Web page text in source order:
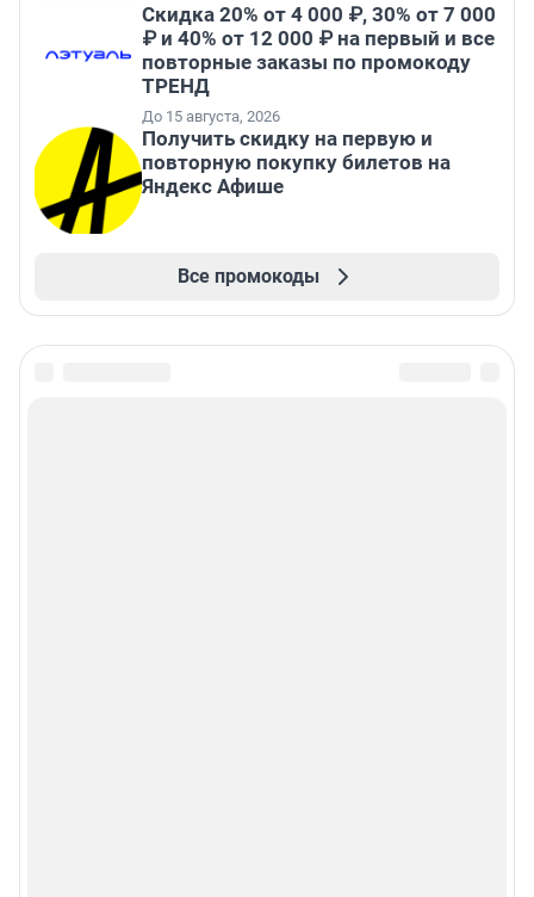
Скидка 20% от 4 000 ₽, 30% от 7 000
₽ и 40% от 12 000 ₽ на первый и все
повторные заказы по промокоду
ТРЕНД
До 15 августа, 2026
Получить скидку на первую и
повторную покупку билетов на
Яндекс Афише
Все промокоды